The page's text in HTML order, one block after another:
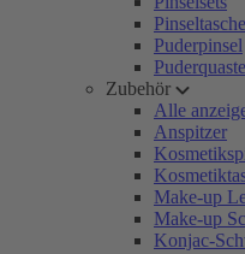
Puderpinsel
Zubehör
Alle
Anspitzer
Make-up
Make-up
Konjac-